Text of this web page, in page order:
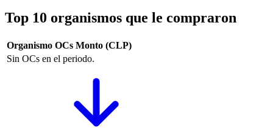
Top 10 organismos que le compraron
Organismo OCs Monto (CLP)
Sin OCs en el periodo.